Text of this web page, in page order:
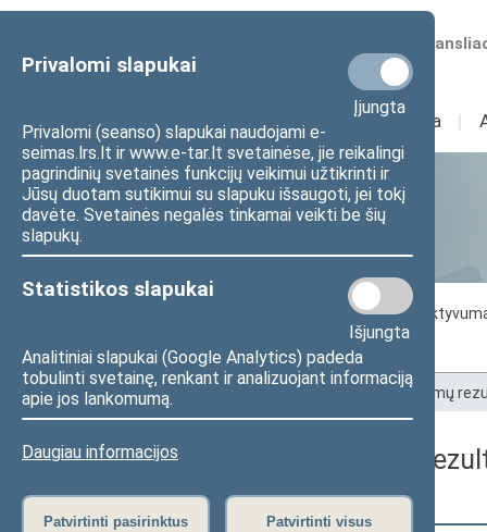
Privalomi slapukai
Įjungta
Privalomi (seanso) slapukai naudojami e-
seimas.lrs.lt ir www.e-tar.lt svetainėse, jie reikalingi
pagrindinių svetainės funkcijų veikimui užtikrinti ir
Jūsų duotam sutikimui su slapuku išsaugoti, jei tokį
davėte. Svetainės negalės tinkamai veikti be šių
slapukų.
Statistikos slapukai
Išjungta
Analitiniai slapukai (Google Analytics) padeda
tobulinti svetainę, renkant ir analizuojant informaciją
apie jos lankomumą.
Daugiau informacijos
Patvirtinti pasirinktus Patvirtinti visus
Numatomos
Sudėtis Veikla I
Statistika
Seimo narių
Seimo narių balsavimų rezultatai
Pradžia Seimo narių balsavimų
Seimo narių balsavimų
Pasirinkite kadenciją: